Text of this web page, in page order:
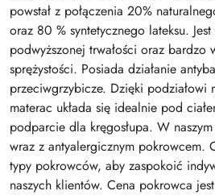
powstał z połączenia 20%
oraz 80 % syntetycznego lateksu.
podwyższonej trwałości oraz bardzo
sprężystości. Posiada działanie
przeciwgrzybicze. Dzięki podziałowi
materac układa się idealnie pod
podparcie dla kręgosłupa. W
wraz z antyalergicznym pokrowcem.
typy pokrowców, aby zaspokoić
naszych klientów. Cena pokrowca